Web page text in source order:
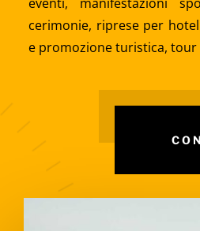
cerimonie, riprese per
e promozione turistica, tour